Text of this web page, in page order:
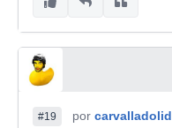
#19 por carvalladolid